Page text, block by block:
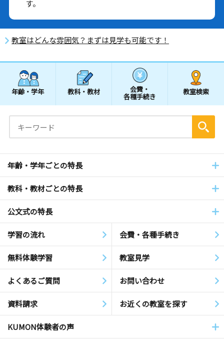
す。
教室はどんな雰囲気？まずは見学も可能です！
年齢・学年 教科・教材 会費・
各種手続き
教室検索
年齢・学年ごとの特長
教科・教材ごとの特長
公文式の特長
学習の流れ 会費・各種手続き
無料体験学習 教室見学
よくあるご質問 お問い合わせ
資料請求 お近くの教室を探す
KUMON体験者の声